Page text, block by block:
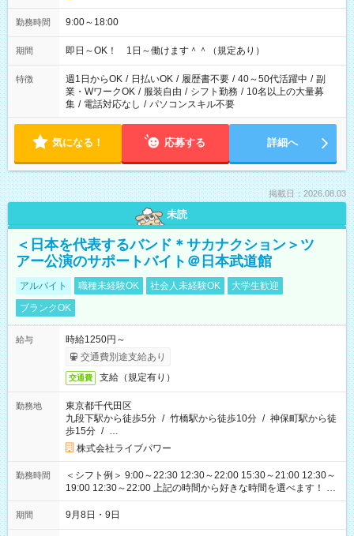
勤務時間 9:00～18:00
期間 即日～OK！ 1日～働けます＾＾（規定あり）
特徴 週1日からOK / 日払いOK / 履歴書不要 / 40～50代活躍中 / 副
業・WワークOK / 服装自由 / シフト勤務 / 10名以上の大量募
集 / 電話対応なし / パソコンスキル不要
気になる！ 応募する 詳細へ
掲載日：2026.08.03
未読
＜日本を代表するバンド＊サカナクション＞ツ
アー公演のサポートバイト＠日本武道館
アルバイト 職種未経験OK 社会人未経験OK
大学生歓迎
ブランクOK
給与
時給1250円～
交通費別途支給あり
交通費 支給（規定有り）
勤務地
東京都千代田区
九段下駅から徒歩5分 / 竹橋駅から徒歩10分 / 神保町駅から徒
歩15分 / …
株式会社ライブパワー
勤務時間
＜シフト例＞ 9:00～22:30 12:30～22:00 15:30～21:00 12:30～
19:00 12:30～22:00 上記の時間から好きな時間を選べます！ ※
時間は変更となる可能性があります
期間 9月8日・9日